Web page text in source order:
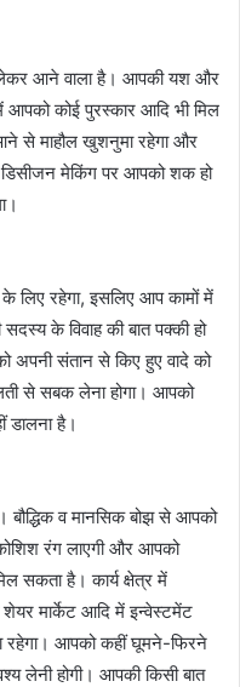
लेकर आने वाला है। आपकी यश और
आपको कोई पुरस्कार आदि भी मिल
से माहौल खुशनुमा रहेगा और
मेकिंग पर आपको शक हो
रहेगा, इसलिए आप कामों में
के विवाह की बात पक्की हो
अपनी संतान से किए हुए वादे को
से सबक लेना होगा। आपको
डालना है।
व मानसिक बोझ से आपको
रंग लाएगी और आपको
सकता है। कार्य क्षेत्र में
मार्केट आदि में इन्वेस्टमेंट
रहेगा। आपको कहीं घूमने-फिरने
लेनी होगी। आपकी किसी बात